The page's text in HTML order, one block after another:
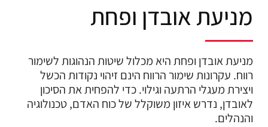
מניעת אובדן ופחת
מניעת אובדן ופחת היא מכלול שיטות הנהוגות לשימור
רווח. עקרונות שימור הרווח הינם זיהוי נקודות הכשל
ויצירת מעגלי הרתעה וגילוי. כדי להפחית את הסיכון
לאובדן, נדרש איזון משוקלל של כוח האדם, טכנולוגיה
והנהלים.